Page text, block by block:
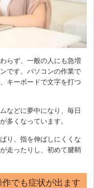
らず、一般の人にも急増
です。パソコンの作業で
キーボードで文字を打つ
などに夢中になり、毎日
多くなっています。
り、指を伸ばしにくくな
走ったりし、初めて腱鞘
でも症状が出ます